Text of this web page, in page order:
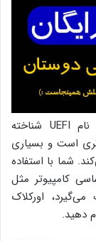
بایوس (BIOS) که در سیستم‌های جدیدتر با نام UEFI شناخته
است و بسیاری
شما با استفاده
کامپیوتر مثل
اورکلاک
دهید.